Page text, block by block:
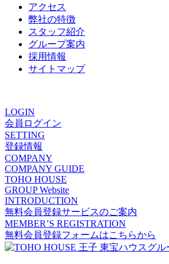
アクセス
弊社の特徴
スタッフ紹介
グループ案内
採用情報
サイトマップ
LOGIN
会員ログイン
SETTING
登録情報
COMPANY
COMPANY GUIDE
TOHO HOUSE
GROUP Website
INTRODUCTION
無料会員登録サービスのご案内
MEMBER’S REGISTRATION
無料会員登録フォームはこちらから